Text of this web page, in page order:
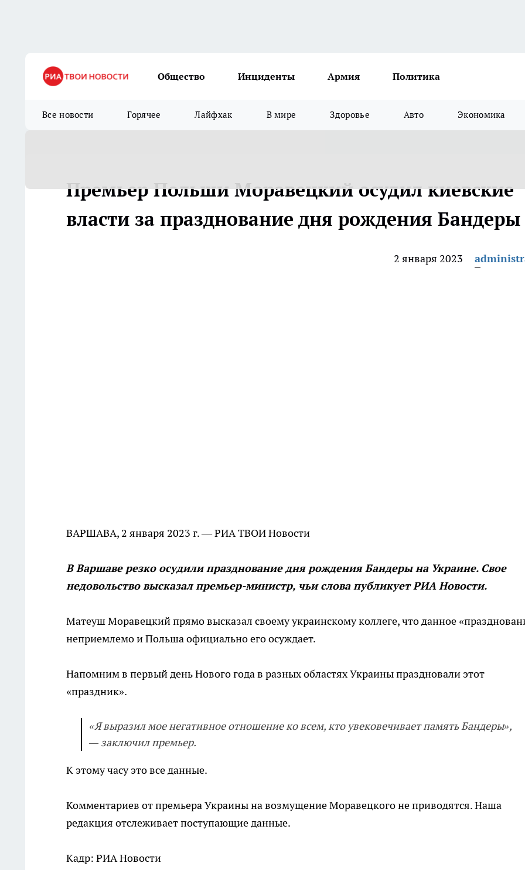
Общество Инциденты Армия Политика
Все новости Горячее Лайфхак В мире Здоровье Авто Экономика
Премьер Польши Моравецкий осудил киевские
власти за празднование дня рождения Бандеры
2 января 2023
ВАРШАВА, 2 января 2023 г. — РИА ТВОИ Новости
В Варшаве резко осудили празднование дня рождения Бандеры на Украине. Свое
недовольство высказал премьер-министр, чьи слова публикует РИА Новости.
Матеуш Моравецкий прямо высказал своему украинскому коллеге, что данное
неприемлемо и Польша официально его осуждает.
Напомним в первый день Нового года в разных областях Украины праздновали этот
«праздник».
«Я выразил мое негативное отношение ко всем, кто увековечивает память Бандеры»,
— заключил премьер.
К этому часу это все данные.
Комментариев от премьера Украины на возмущение Моравецкого не приводятся. Наша
редакция отслеживает поступающие данные.
Кадр: РИА Новости